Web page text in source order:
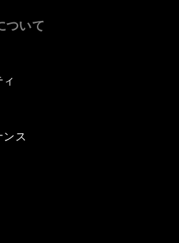
ついて
ンス